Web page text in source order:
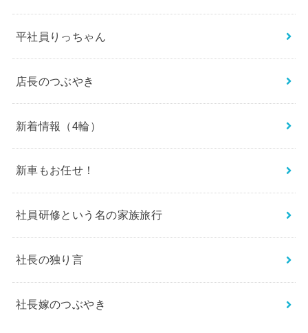
平社員りっちゃん
店長のつぶやき
新着情報（4輪）
新車もお任せ！
社員研修という名の家族旅行
社長の独り言
社長嫁のつぶやき